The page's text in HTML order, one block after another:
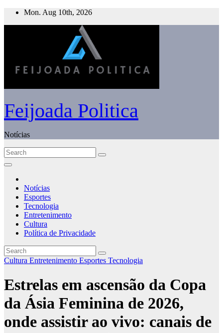
Skip
Mon. Aug 10th, 2026
Feijoada Politica
Notícias
Notícias
Esportes
Tecnologia
Entretenimento
Cultura
Política de Privacidade
Cultura Entretenimento Esportes Tecnologia
Estrelas em ascensão da Copa
da Ásia Feminina de 2026,
onde assistir ao vivo: canais de